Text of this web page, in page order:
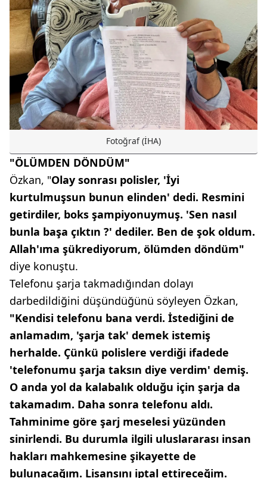
Fotoğraf (İHA)
"ÖLÜMDEN DÖNDÜM"
Özkan, "Olay sonrası polisler, 'İyi
kurtulmuşsun bunun elinden' dedi. Resmini
getirdiler, boks şampiyonuymuş. 'Sen nasıl
bunla başa çıktın ?' dediler. Ben de şok oldum.
Allah'ıma şükrediyorum, ölümden döndüm"
diye konuştu.
Telefonu şarja takmadığından dolayı
darbedildiğini düşündüğünü söyleyen Özkan,
"Kendisi telefonu bana verdi. İstediğini de
anlamadım, 'şarja tak' demek istemiş
herhalde. Çünkü polislere verdiği ifadede
'telefonumu şarja taksın diye verdim' demiş.
O anda yol da kalabalık olduğu için şarja da
takamadım. Daha sonra telefonu aldı.
Tahminime göre şarj meselesi yüzünden
sinirlendi. Bu durumla ilgili uluslararası insan
hakları mahkemesine şikayette de
bulunacağım. Lisansını iptal ettireceğim.